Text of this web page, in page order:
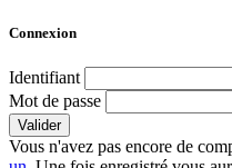
Connexion
Identifiant
Mot de passe
Valider
Vous n'avez pas encore de